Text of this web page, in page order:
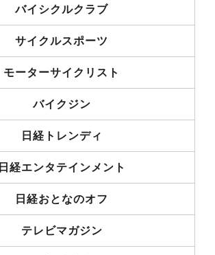
バイシクルクラブ
サイクルスポーツ
モーターサイクリスト
バイクジン
日経トレンディ
日経エンタテインメント
日経おとなのオフ
テレビマガジン